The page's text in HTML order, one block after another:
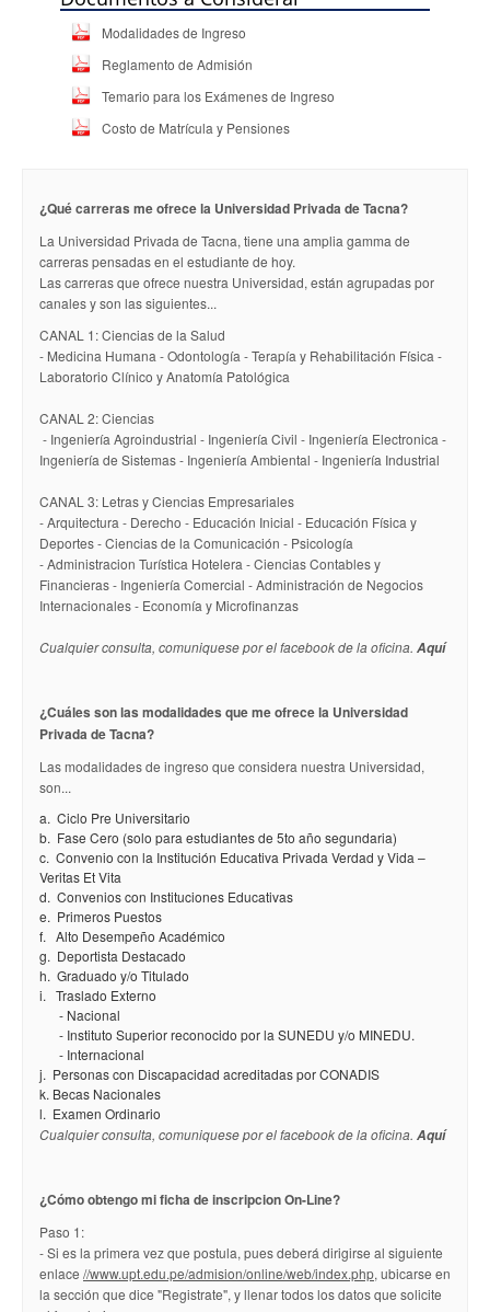
Modalidades de Ingreso
Reglamento de Admisión
Temario para los Exámenes de Ingreso
Costo de Matrícula y Pensiones
¿Qué carreras me ofrece la Universidad Privada de Tacna?
La Universidad Privada de Tacna, tiene una amplia gamma de
carreras pensadas en el estudiante de hoy.
Las carreras que ofrece nuestra Universidad, están agrupadas por
canales y son las siguientes...
CANAL 1: Ciencias de la Salud
- Medicina Humana - Odontología - Terapía y Rehabilitación Física -
Laboratorio Clínico y Anatomía Patológica
CANAL 2: Ciencias
- Ingeniería Agroindustrial - Ingeniería Civil - Ingeniería Electronica -
Ingeniería de Sistemas - Ingeniería Ambiental - Ingeniería Industrial
CANAL 3: Letras y Ciencias Empresariales
- Arquitectura - Derecho - Educación Inicial - Educación Física y
Deportes - Ciencias de la Comunicación - Psicología
- Administracion Turística Hotelera - Ciencias Contables y
Financieras - Ingeniería Comercial - Administración de Negocios
Internacionales - Economía y Microfinanzas
Cualquier consulta, comuniquese por el facebook de la oficina. Aquí
¿Cuáles son las modalidades que me ofrece la Universidad
Privada de Tacna?
Las modalidades de ingreso que considera nuestra Universidad,
son...
a. Ciclo Pre Universitario
b. Fase Cero (solo para estudiantes de 5to año segundaria)
c. Convenio con la Institución Educativa Privada Verdad y Vida –
Veritas Et Vita
d. Convenios con Instituciones Educativas
e. Primeros Puestos
f. Alto Desempeño Académico
g. Deportista Destacado
h. Graduado y/o Titulado
i. Traslado Externo
- Nacional
- Instituto Superior reconocido por la SUNEDU y/o MINEDU.
- Internacional
j. Personas con Discapacidad acreditadas por CONADIS
k. Becas Nacionales
l. Examen Ordinario
Cualquier consulta, comuniquese por el facebook de la oficina. Aquí
¿Cómo obtengo mi ficha de inscripcion On-Line?
Paso 1:
- Si es la primera vez que postula, pues deberá dirigirse al siguiente
enlace //www.upt.edu.pe/admision/online/web/index.php, ubicarse en
la sección que dice "Registrate", y llenar todos los datos que solicite